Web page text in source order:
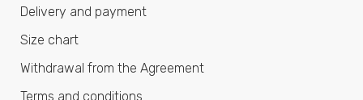
Delivery and payment
Size chart
Withdrawal from the Agreement
Terms and conditions